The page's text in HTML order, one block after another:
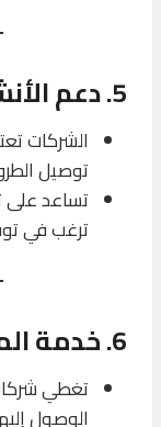
5. دعم
الشركات
توصيل
تساعد على
ترغب في
6. خدمة
تغطي
الوصول